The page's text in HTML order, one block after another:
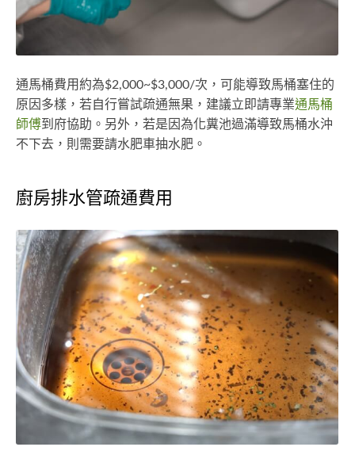
通馬桶費用約為$2,000~$3,000/次，可能導致馬桶塞住的
原因多樣，若自行嘗試疏通無果，建議立即請專業通馬桶
師傅到府協助。另外，若是因為化糞池過滿導致馬桶水沖
不下去，則需要請水肥車抽水肥。
廚房排水管疏通費用